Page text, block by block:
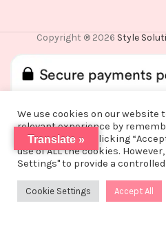
Vanwege een korte
maandag 3 augustus na
Copyright ® 2026 Style
We use cookies on our website
relevant experience by
repeat visits. By clicking
use of ALL the cookies.
Settings" to provide a
Cookie Settings Accept All
Translate »
De waardering van
Reviewsis 8.6/10
0